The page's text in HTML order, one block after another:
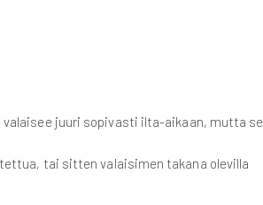
valaisee juuri sopivasti ilta-aikaan, mutta se
tai sitten valaisimen takana olevilla